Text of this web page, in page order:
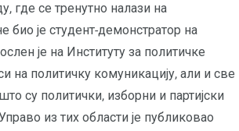
где се тренутно налази на
био је студент-демонстратор на
је на Институту за политичке
на политичку комуникацију, али и све
су политички, изборни и партијски
из тих области је публиковао